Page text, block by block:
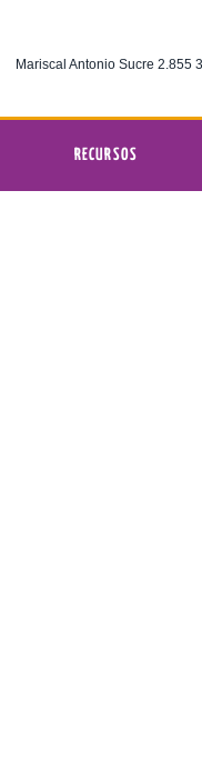
Mariscal Antonio Sucre 2.855
RECURSOS